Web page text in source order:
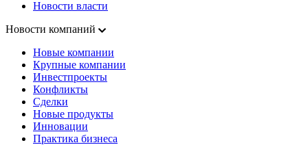
Новости власти
Новости компаний
Новые компании
Крупные компании
Инвестпроекты
Конфликты
Сделки
Новые продукты
Инновации
Практика бизнеса